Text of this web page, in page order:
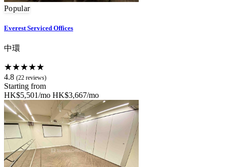
Popular
Everest Serviced Offices
中環
★★★★★
4.8 (22 reviews)
Starting from
HK$5,501/mo HK$3,667/mo